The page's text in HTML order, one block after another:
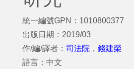
統一編號GPN：1010800377
出版日期：2019/03
作/編/譯者： 司法院 ， 錢建榮
語言：中文